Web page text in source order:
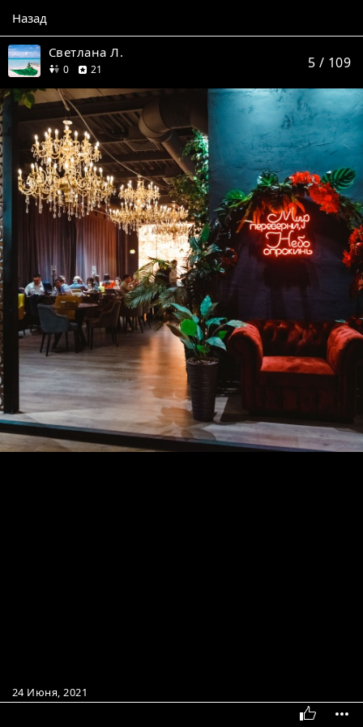
Назад
Светлана Л.
0друзей
21 5 / 109
24 Июня, 2021